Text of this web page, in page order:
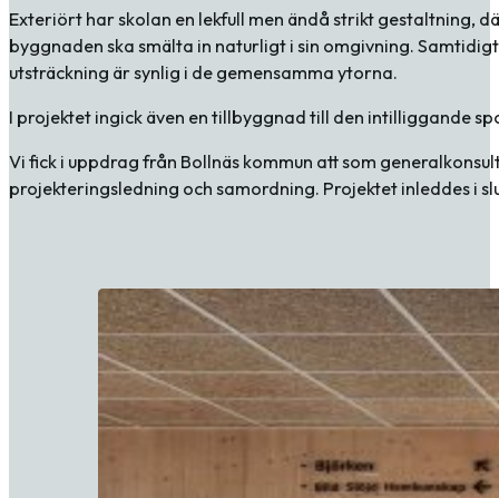
Exteriört har skolan en lekfull men ändå strikt gestaltning,
byggnaden ska smälta in naturligt i sin omgivning.
utsträckning är synlig i de gemensamma ytorna.
I projektet ingick även en tillbyggnad till den intilliggande
Vi fick i uppdrag från Bollnäs kommun att som
projekteringsledning och samordning. Projektet inleddes i